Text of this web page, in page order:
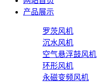
产品展示
罗茨风机
沉水风机
空气悬浮鼓风机
环形风机
永磁变频风机